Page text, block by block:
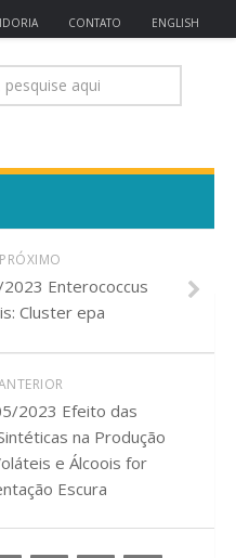
CONTATO ENGLISH
PRÓXIMO
Enterococcus
Cluster epa
2023 Efeito das
na Produção
e Álcoois for
Escura